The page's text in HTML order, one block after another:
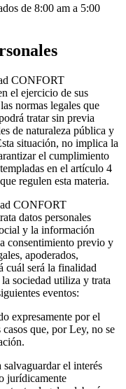
de 8:00 am a 5:00
CONFORT
el ejercicio de sus
normas legales que
tratar sin previa
de naturaleza pública y
situación, no implica la
el cumplimiento
en el artículo 4
regulen esta materia.
CONFORT
datos personales
y la información
consentimiento previo y
apoderados,
cuál será la finalidad
sociedad utiliza y trata
eventos:
expresamente por el
que, por Ley, no se
salvaguardar el interés
jurídicamente